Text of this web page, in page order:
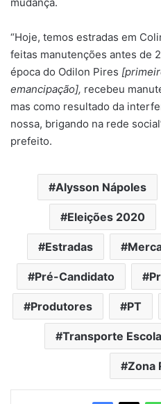
“Hoje, temos estradas em
feitas manutenções antes de
época do Odilon Pires
emancipação], recebeu
mas como resultado da
nossa, brigando na rede
prefeito.
Alysson Nápoles
Eleições 2020
Estradas
Pré-Candidato
Produtores PT
Transporte
Zona